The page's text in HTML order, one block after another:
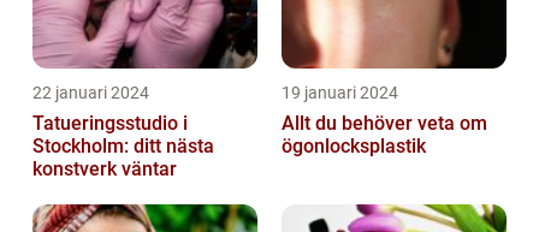
22 januari 2024
Tatueringsstudio i
Stockholm: ditt nästa
konstverk väntar
19 januari 2024
Allt du behöver veta om
ögonlocksplastik